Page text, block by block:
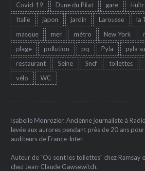
Covid-19
Dune du Pilat gare
Italie
japon jardin Larousse la
masque
mer métro New York
plage
pollution pq Pyla pyla
restaurant
Seine Sncf toilettes
vélo
WC
Isabelle Monrozier. Ancienne journaliste à
levée aux aurores pendant près de 20 ans
auditeurs de France-Inter.
Auteur de "Où sont les toilettes" chez Ramsay
chez Jean-Claude Gawsewitch.